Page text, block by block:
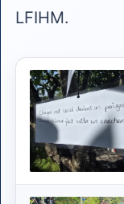
LFIHM.